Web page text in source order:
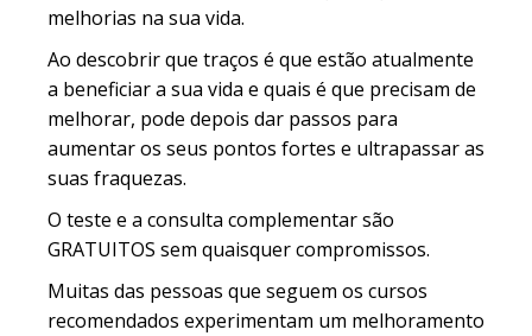
melhorias na sua vida.
Ao descobrir que traços é que estão atualmente
a beneficiar a sua vida e quais é que precisam de
melhorar, pode depois dar passos para
aumentar os seus pontos fortes e ultrapassar as
suas fraquezas.
O teste e a consulta complementar são
GRATUITOS sem quaisquer compromissos.
Muitas das pessoas que seguem os cursos
recomendados experimentam um melhoramento